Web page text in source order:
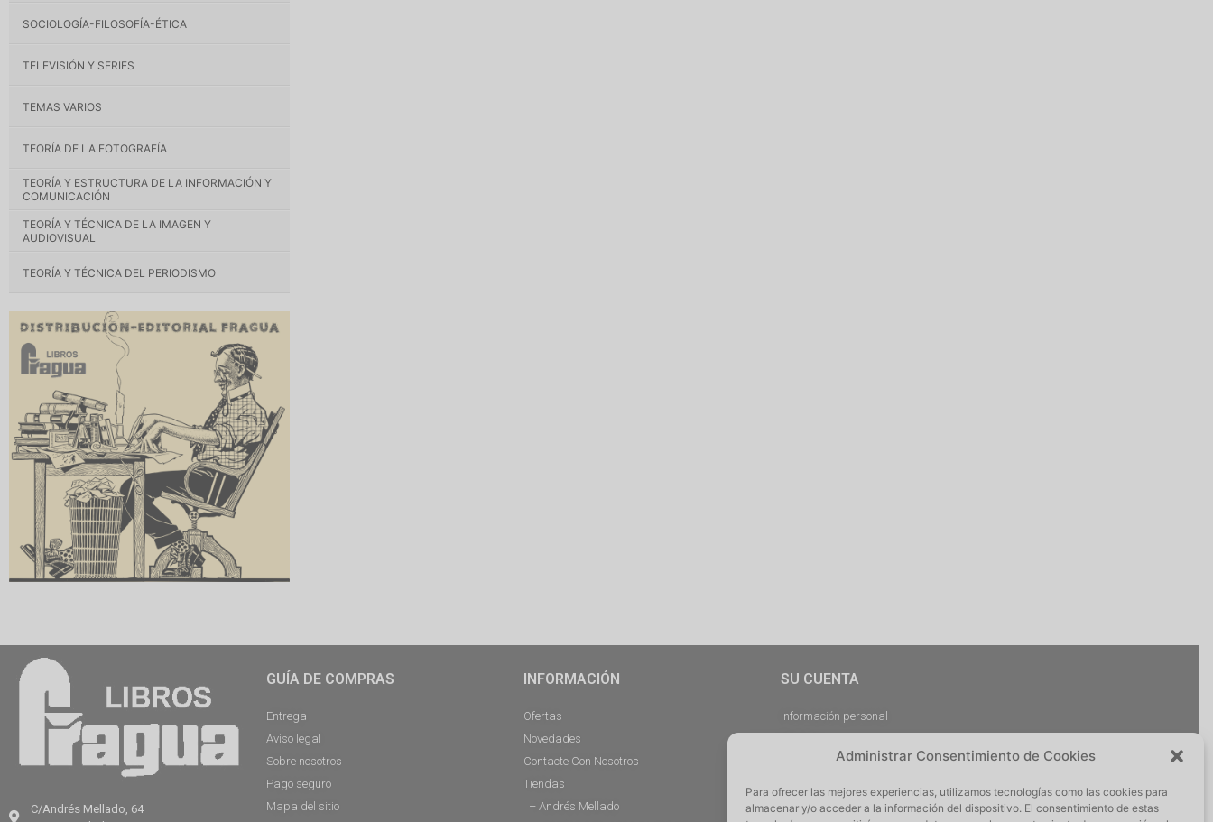
Administrar Consentimiento de Cookies
Para ofrecer las mejores experiencias, utilizamos tecnologías como las cookies para
almacenar y/o acceder a la información del dispositivo. El consentimiento de estas
SOCIOLOGÍA-FILOSOFÍA-ÉTICA
TELEVISIÓN Y SERIES
TEMAS VARIOS
TEORÍA DE LA FOTOGRAFÍA
TEORÍA Y ESTRUCTURA DE LA INFORMACIÓN Y
COMUNICACIÓN
TEORÍA Y TÉCNICA DE LA IMAGEN Y
AUDIOVISUAL
TEORÍA Y TÉCNICA DEL PERIODISMO
C/Andrés Mellado, 64
GUÍA DE COMPRAS
Entrega
Aviso legal
Sobre nosotros
Pago seguro
Mapa del sitio
INFORMACIÓN
Ofertas
Novedades
Contacte Con Nosotros
Tiendas
– Andrés Mellado
SU CUENTA
Información personal
Descargas
Cerrar Sesión